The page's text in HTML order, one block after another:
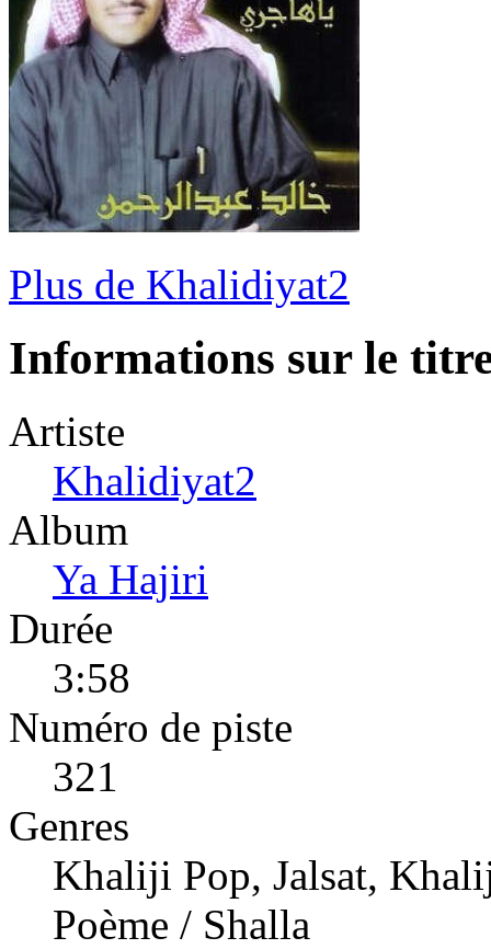
Plus de Khalidiyat2
Informations sur le
Artiste
Khalidiyat2
Album
Ya Hajiri
Durée
3:58
Numéro de piste
321
Genres
Khaliji Pop, Jalsat,
Poème / Shalla